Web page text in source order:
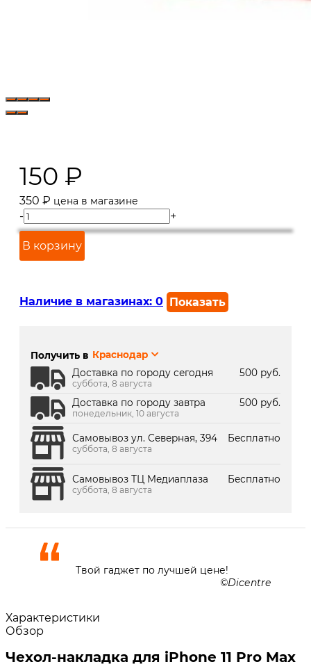
150 ₽
350 ₽ цена в магазине
- +
В корзину
Наличие в магазинах: 0 Показать
г. Краснодар, ТК Медиаплаза:
Получить в Краснодар
Доставка по городу сегодня
500 руб.
суббота, 8 августа
Доставка по городу завтра 500 руб.
понедельник, 10 августа
Самовывоз ул. Северная, 394 Бесплатно
суббота, 8 августа
Самовывоз ТЦ Медиаплаза Бесплатно
суббота, 8 августа
Твой гаджет по лучшей цене!
Dicentre
Характеристики
Обзор
Чехол-накладка для iPhone 11 Pro Max